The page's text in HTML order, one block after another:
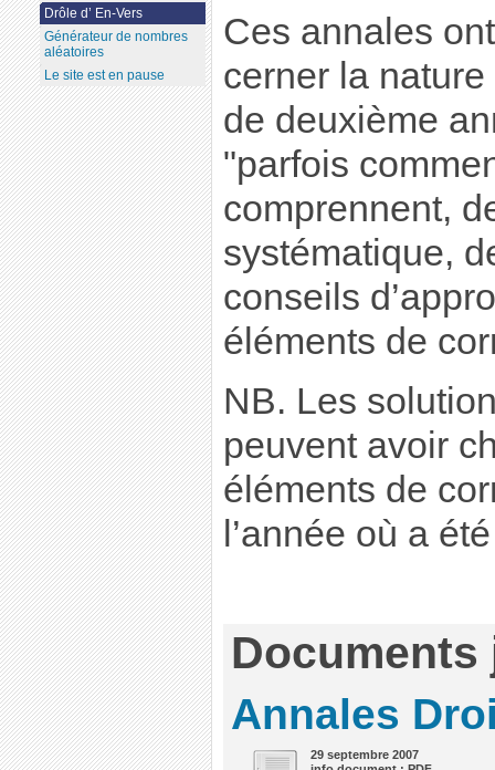
Ces annales
cerner la nature
de deuxième
"parfois
comprennent,
systématique,
conseils
éléments de
NB. Les
peuvent avoir
éléments de
l’année où a
Documents
Annales
29 septembre 2007
Drôle d’ En-Vers
Générateur de nombres
aléatoires
Le site est en pause